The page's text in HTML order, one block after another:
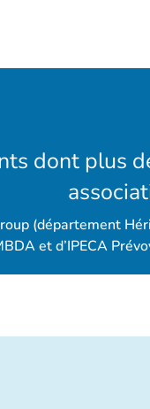
dont plus
(département
et d’IPECA